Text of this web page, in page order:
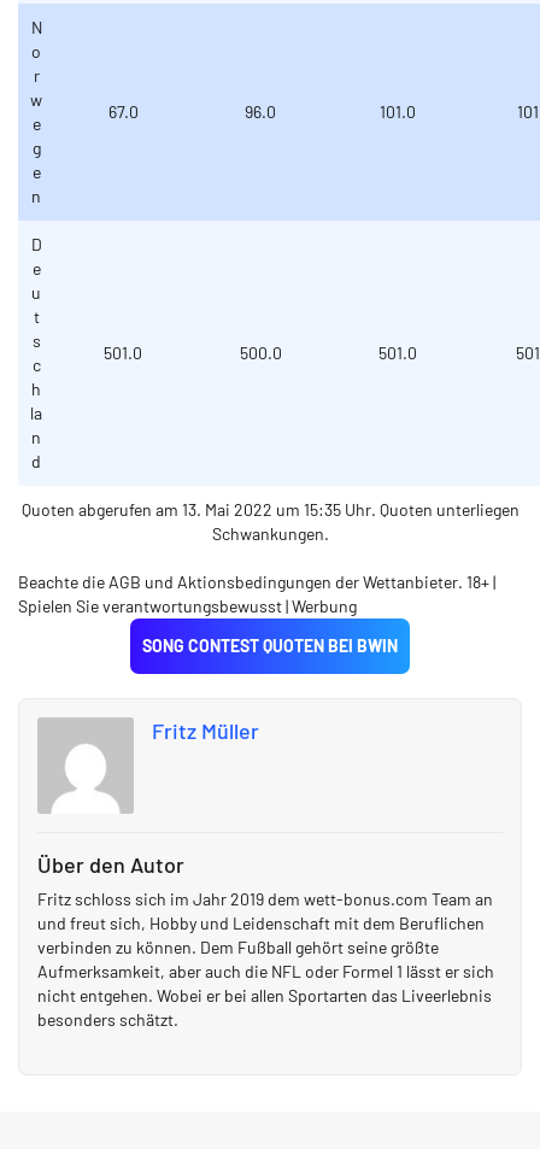
N
o
r
w
e
g
e
n
67.0 96.0 101.0
D
e
u
t
s
c
h
la
n
d
501.0 500.0 501.0
Quoten abgerufen am 13. Mai 2022 um 15:35 Uhr. Quoten unterliegen
Schwankungen.
Beachte die AGB und Aktionsbedingungen der Wettanbieter. 18+ |
Spielen Sie verantwortungsbewusst | Werbung
SONG CONTEST QUOTEN BEI BWIN
Fritz Müller
Über den Autor
Fritz schloss sich im Jahr 2019 dem wett-bonus.com Team an
und freut sich, Hobby und Leidenschaft mit dem Beruflichen
verbinden zu können. Dem Fußball gehört seine größte
Aufmerksamkeit, aber auch die NFL oder Formel 1 lässt er sich
nicht entgehen. Wobei er bei allen Sportarten das Liveerlebnis
besonders schätzt.